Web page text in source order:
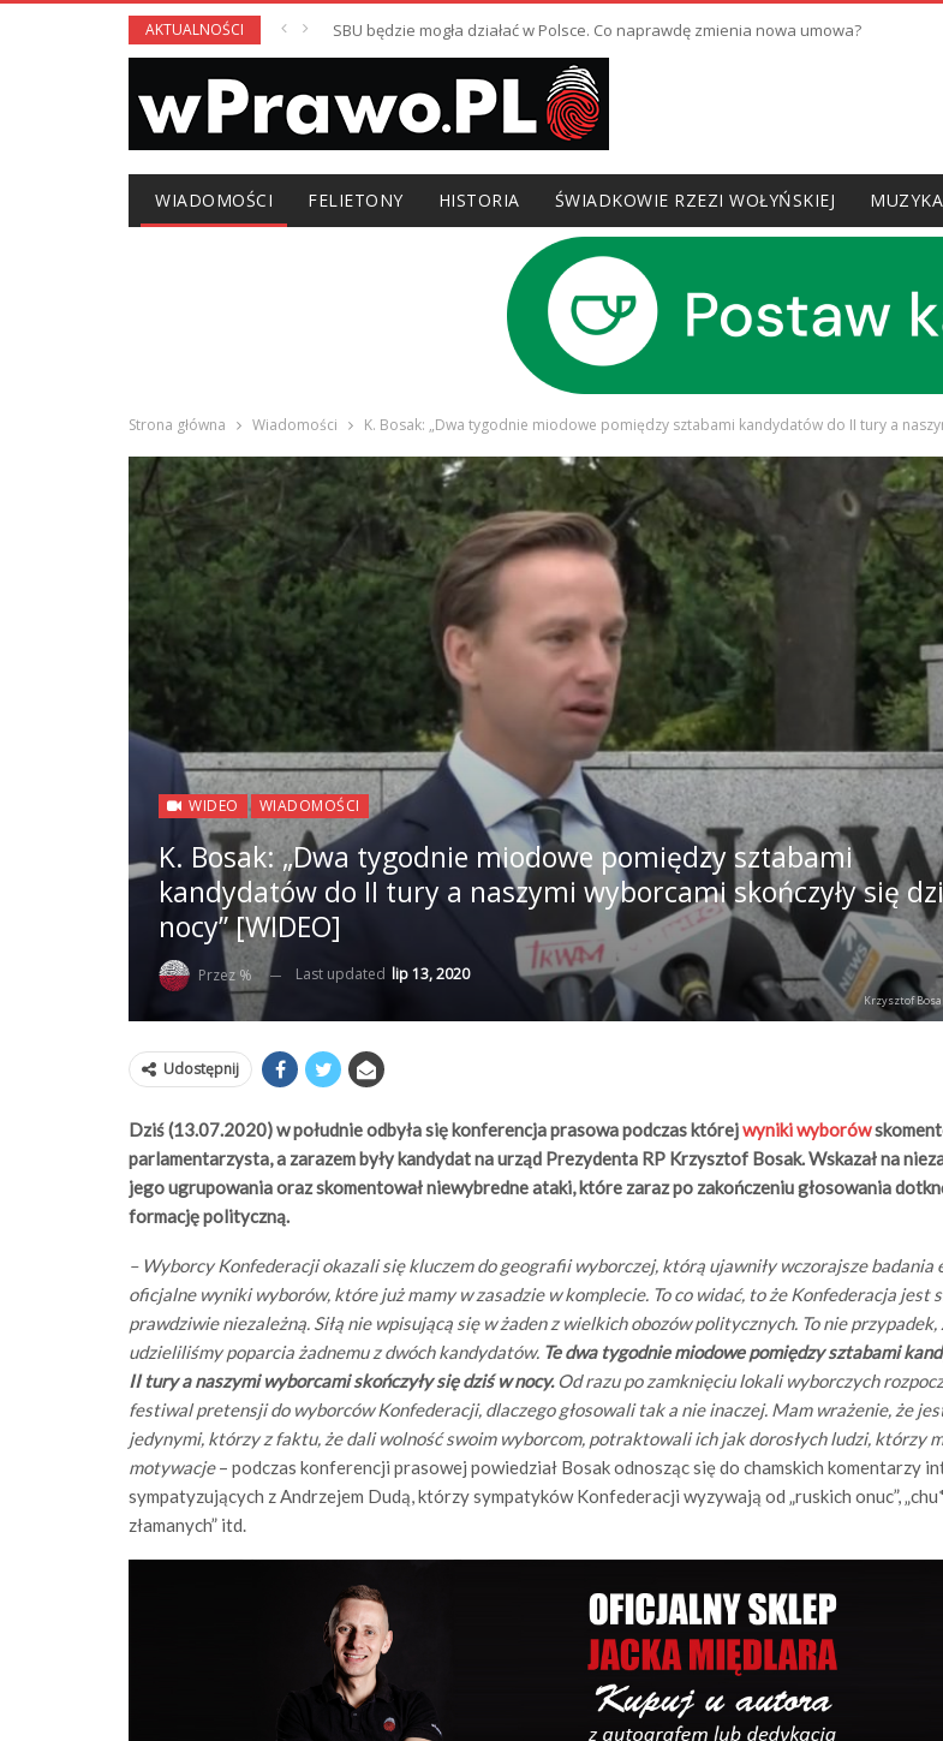
AKTUALNOŚCI SBU będzie mogła działać w Polsce. Co naprawdę zmienia nowa umowa?
WIADOMOŚCI FELIETONY HISTORIA ŚWIADKOWIE RZEZI WOŁYŃSKIEJ
Strona główna Wiadomości K. Bosak: „Dwa tygodnie miodowe pomiędzy sztabami kandydatów do II tury a
WIDEO WIADOMOŚCI
K. Bosak: „Dwa tygodnie miodowe pomiędzy sztabami
kandydatów do II tury a naszymi wyborcami skończyły się
nocy” [WIDEO]
Przez % Last updated lip 13, 2020
Krzysztof
Udostępnij
Dziś (13.07.2020) w południe odbyła się konferencja prasowa podczas którejwyniki wyborów
parlamentarzysta, a zarazem były kandydat na urząd Prezydenta RP Krzysztof Bosak. Wskazał na
jego ugrupowania oraz skomentował niewybredne ataki, które zaraz po zakończeniu głosowania
formację polityczną.
– Wyborcy Konfederacji okazali się kluczem do geografii wyborczej, którą ujawniły wczorajsze badania
oficjalne wyniki wyborów, które już mamy w zasadzie w komplecie. To co widać, to że Konfederacja jest
prawdziwie niezależną. Siłą nie wpisującą się w żaden z wielkich obozów politycznych. To nie przypadek,
udzieliliśmy poparcia żadnemu z dwóch kandydatów. Te dwa tygodnie miodowe pomiędzy sztabami
II tury a naszymi wyborcami skończyły się dziś w nocy.Od razu po zamknięciu lokali wyborczych
festiwal pretensji do wyborców Konfederacji, dlaczego głosowali tak a nie inaczej. Mam wrażenie, że
jedynymi, którzy z faktu, że dali wolność swoim wyborcom, potraktowali ich jak dorosłych ludzi, którzy
motywacje– podczas konferencji prasowej powiedział Bosak odnosząc się do chamskich komentarzy
sympatyzujących z Andrzejem Dudą, którzy sympatyków Konfederacji wyzywają od „ruskich onuc”,
złamanych” itd.